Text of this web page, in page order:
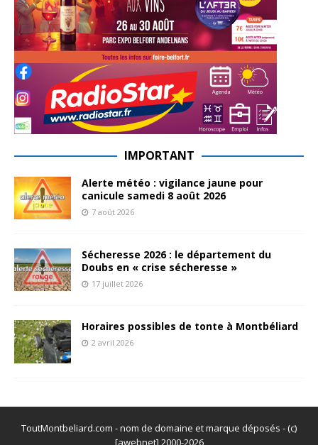
IMPORTANT
Alerte météo : vigilance jaune pour
canicule samedi 8 août 2026
7 août 2026
Sécheresse 2026 : le département du
Doubs en « crise sécheresse »
17 juillet 2026
Horaires possibles de tonte à Montbéliard
2 avril 2026
ToutMontbeliard.com - nom de domaine et marque déposés - (c)
[awebnet] 2000-2026